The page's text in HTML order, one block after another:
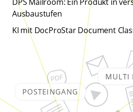
Ausbaustufen
KI mit DocProStar Document